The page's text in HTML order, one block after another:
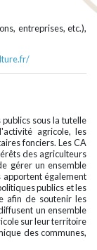
entreprises, etc.),
sous la tutelle
agricole, les
fonciers. Les CA
des agriculteurs
gérer un ensemble
également
publics et les
afin de soutenir les
un ensemble
sur leur territoire
des communes,